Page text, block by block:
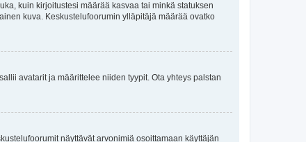
kuin kirjoitustesi määrää kasvaa tai minkä statuksen
kuva. Keskustelufoorumin ylläpitäjä määrää ovatko
avatarit ja määrittelee niiden tyypit. Ota yhteys palstan
näyttävät arvonimiä osoittamaan käyttäjän